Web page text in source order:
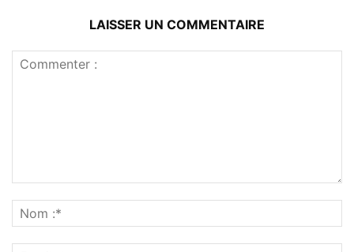
LAISSER UN COMMENTAIRE